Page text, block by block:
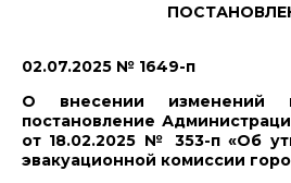
02.07.2025 № 1649-п
О внесении изменений
постановление
от 18.02.2025 № 353-п «Об
эвакуационной комиссии